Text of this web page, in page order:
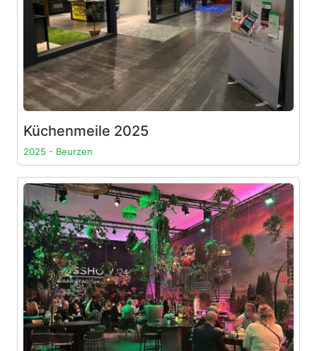
Küchenmeile 2025
2025 - Beurzen